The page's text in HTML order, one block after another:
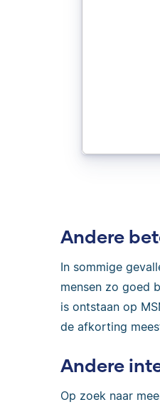
Andere
In sommige
mensen zo goed
is ontstaan op
de afkorting
Andere
Op zoek naar